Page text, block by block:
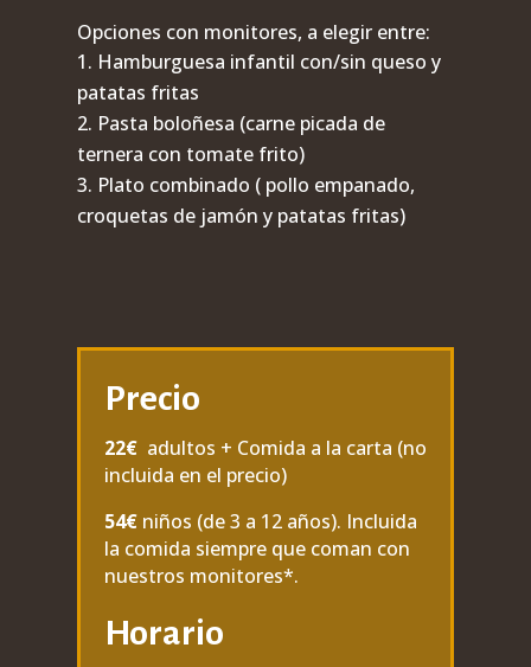
Opciones con monitores, a elegir entre:
Hamburguesa infantil con/sin queso y
patatas fritas
Pasta boloñesa (carne picada de
ternera con tomate frito)
Plato combinado ( pollo empanado,
croquetas de jamón y patatas fritas)
Precio
22€adultos + Comida a la carta (no
incluida en el precio)
54€niños (de 3 a 12 años). Incluida
la comida siempre que coman con
nuestros monitores*.
Horario